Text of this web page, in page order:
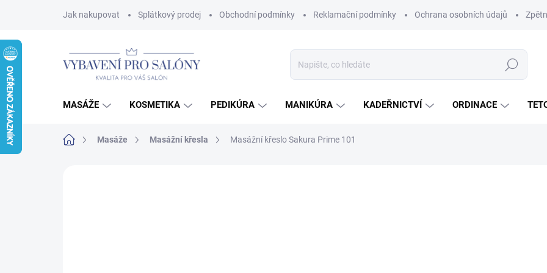
Jak nakupovat Splátkový prodej Obchodní podmínky Reklamační podmínky Ochrana osobních údajů
Hledat
MASÁŽE KOSMETIKA PEDIKÚRA MANIKÚRA KADEŘNICTVÍ ORDINACE
Domů Masáže Masážní křesla Masážní křeslo Sakura Prime 101